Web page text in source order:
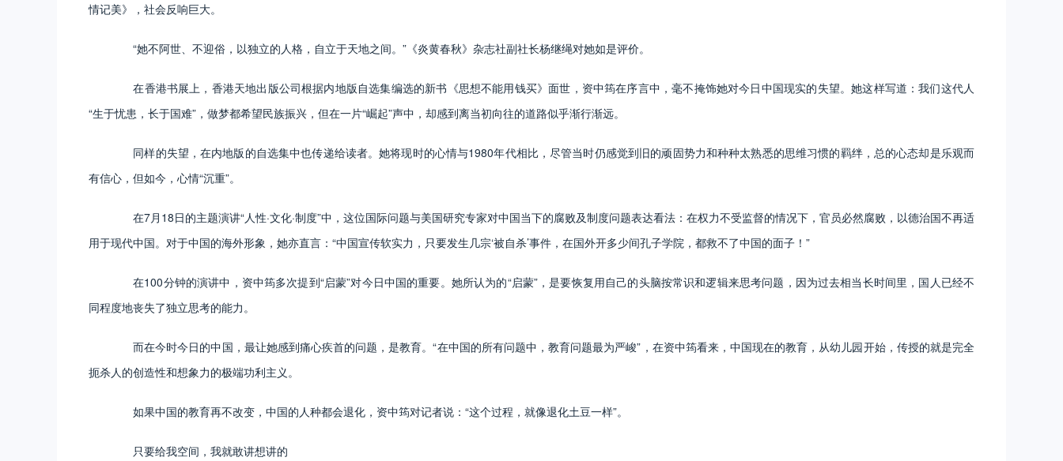
情记美》，社会反响巨大。
“她不阿世、不迎俗，以独立的人格，自立于天地之间。”《炎黄春秋》杂志社副社长杨继绳对她如是评价。
在香港书展上，香港天地出版公司根据内地版自选集编选的新书《思想不能用钱买》面世，资中筠在序言中，毫不掩饰她对今日中国现实的失望。她这样写道：我们这代人
“生于忧患，长于国难”，做梦都希望民族振兴，但在一片“崛起”声中，却感到离当初向往的道路似乎渐行渐远。
同样的失望，在内地版的自选集中也传递给读者。她将现时的心情与1980年代相比，尽管当时仍感觉到旧的顽固势力和种种太熟悉的思维习惯的羁绊，总的心态却是乐观而
有信心，但如今，心情“沉重”。
在7月18日的主题演讲“人性·文化·制度”中，这位国际问题与美国研究专家对中国当下的腐败及制度问题表达看法：在权力不受监督的情况下，官员必然腐败，以德治国不再适
用于现代中国。对于中国的海外形象，她亦直言：“中国宣传软实力，只要发生几宗‘被自杀’事件，在国外开多少间孔子学院，都救不了中国的面子！”
在100分钟的演讲中，资中筠多次提到“启蒙”对今日中国的重要。她所认为的“启蒙”，是要恢复用自己的头脑按常识和逻辑来思考问题，因为过去相当长时间里，国人已经不
同程度地丧失了独立思考的能力。
而在今时今日的中国，最让她感到痛心疾首的问题，是教育。“在中国的所有问题中，教育问题最为严峻”，在资中筠看来，中国现在的教育，从幼儿园开始，传授的就是完全
扼杀人的创造性和想象力的极端功利主义。
如果中国的教育再不改变，中国的人种都会退化，资中筠对记者说：“这个过程，就像退化土豆一样”。
只要给我空间，我就敢讲想讲的